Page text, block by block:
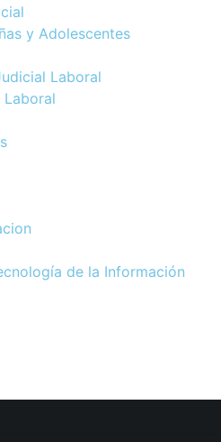
y Adolescentes
Laboral
Laboral
de la Información